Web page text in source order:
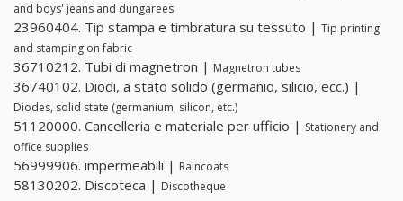
and boys' jeans and dungarees
23960404. Tip stampa e timbratura su tessuto | Tip printing
and stamping on fabric
36710212. Tubi di magnetron | Magnetron tubes
36740102. Diodi, a stato solido (germanio, silicio, ecc.) |
Diodes, solid state (germanium, silicon, etc.)
51120000. Cancelleria e materiale per ufficio | Stationery and
office supplies
56999906. impermeabili | Raincoats
58130202. Discoteca | Discotheque